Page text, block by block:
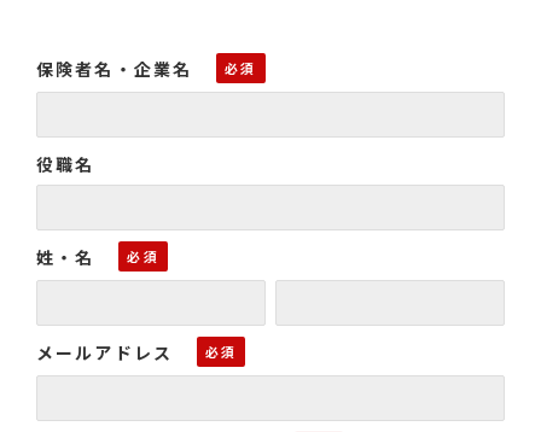
保険者名・企業名
役職名
姓・名
メールアドレス